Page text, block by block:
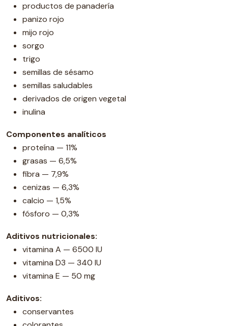
productos de panadería
panizo rojo
mijo rojo
sorgo
trigo
semillas de sésamo
semillas saludables
derivados de origen vegetal
inulina
Componentes analíticos
proteína — 11%
grasas — 6,5%
fibra — 7,9%
cenizas — 6,3%
calcio — 1,5%
fósforo — 0,3%
Aditivos nutricionales:
vitamina A — 6500 IU
vitamina D3 — 340 IU
vitamina E — 50 mg
Aditivos:
conservantes